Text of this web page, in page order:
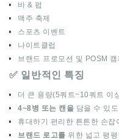
바 & 펍
맥주 축제
스포츠 이벤트
나이트클럽
브랜드 프로모션 및 POSM 캠
✅ 일반적인 특징
더 큰 용량(5쿼트~10쿼트 이
4~8병 또는 캔을 담을 수 있
휴대하기 편리한 튼튼한 손잡
브랜드 로고를 위한 넓고 평평